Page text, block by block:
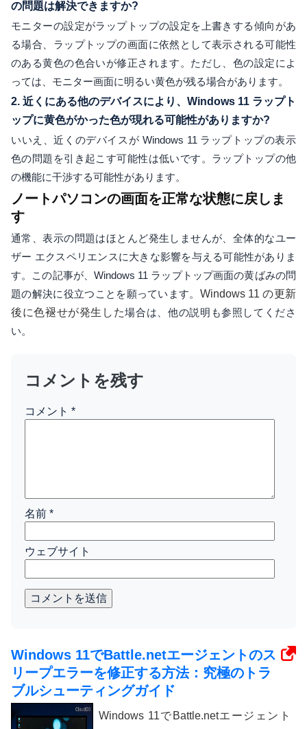
の問題は解決できますか?
モニターの設定がラップトップの設定を上書きする傾向があ
る場合、ラップトップの画面に依然として表示される可能性
のある黄色の色合いが修正されます。ただし、色の設定によ
っては、モニター画面に明るい黄色が残る場合があります。
2. 近くにある他のデバイスにより、Windows 11 ラップト
ップに黄色がかった色が現れる可能性がありますか?
いいえ、近くのデバイスが Windows 11 ラップトップの表示
色の問題を引き起こす可能性は低いです。ラップトップの他
の機能に干渉する可能性があります。
ノートパソコンの画面を正常な状態に戻しま
す
通常、表示の問題はほとんど発生しませんが、全体的なユー
ザー エクスペリエンスに大きな影響を与える可能性がありま
す。この記事が、Windows 11 ラップトップ画面の黄ばみの問
題の解決に役立つことを願っています。 Windows 11 の更新
後に色褪せが発生した場合は、他の説明も参照してくださ
い。
コメントを残す
コメント *
名前 *
ウェブサイト
コメントを送信
Windows 11でBattle.netエージェントのス
リープエラーを修正する方法：究極のトラ
ブルシューティングガイド
Windows 11でBattle.netエージェント